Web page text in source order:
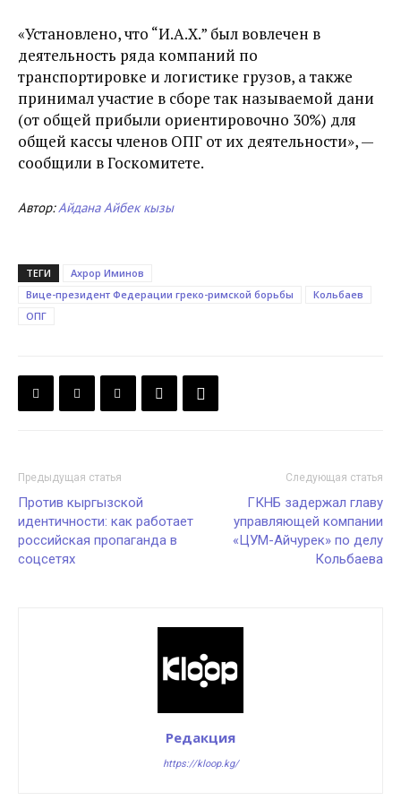
«Установлено, что “И.А.Х.” был вовлечен в
деятельность ряда компаний по
транспортировке и логистике грузов, а также
принимал участие в сборе так называемой дани
(от общей прибыли ориентировочно 30%) для
общей кассы членов ОПГ от их деятельности», —
сообщили в Госкомитете.
Автор: Айдана Айбек кызы
ТЕГИ
Ахрор Иминов
Вице-президент Федерации греко-римской борьбы
Кольбаев
ОПГ
Предыдущая статья
Против кыргызской
идентичности: как работает
российская пропаганда в
соцсетях
Следующая статья
ГКНБ задержал главу
управляющей компании
«ЦУМ-Айчурек» по делу
Кольбаева
Редакция
https://kloop.kg/